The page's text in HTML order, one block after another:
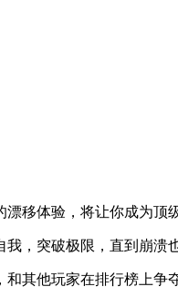
漂移体验，将让你成为顶
我，突破极限，直到崩溃
和其他玩家在排行榜上争